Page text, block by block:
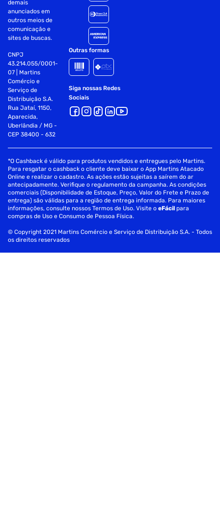
demais
anunciados em
outros meios de
comunicação e
sites de buscas.
CNPJ
43.214.055/0001-
07 | Martins
Comércio e
Serviço de
Distribuição S.A.
Rua Jataí, 1150,
Aparecida,
Uberlândia / MG -
CEP 38400 - 632
Outras formas
Siga nossas Redes
Sociais
*O Cashback é válido para produtos vendidos e entregues pelo Martins.
Para resgatar o cashback o cliente deve baixar o App Martins Atacado
Online e realizar o cadastro. As ações estão sujeitas a saírem do ar
antecipadamente. Verifique o regulamento da campanha. As condições
comerciais (Disponibilidade de Estoque, Preço, Valor do Frete e Prazo de
entrega) são válidas para a região de entrega informada. Para maiores
informações, consulte nossos Termos de Uso. Visite oeFácil para
compras de Uso e Consumo de Pessoa Física.
© Copyright 2021 Martins Comércio e Serviço de Distribuição S.A. - Todos
os direitos reservados